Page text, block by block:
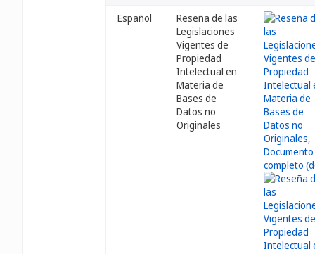
Español
Reseña de las
Legislaciones
Vigentes de
Propiedad
Intelectual en
Materia de
Bases de
Datos no
Originales